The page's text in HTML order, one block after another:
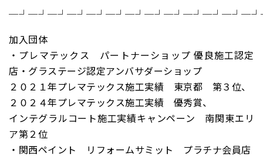
加入団体
・プレマテックス パートナーショップ 優良施工認定
店・グラステージ認定アンバサダーショップ
２０２１年プレマテックス施工実績 東京都 第３位、
２０２４年プレマテックス施工実績 優秀賞、
インテグラルコート施工実績キャンペーン 南関東エリ
ア第２位
・関西ペイント リフォームサミット プラチナ会員店